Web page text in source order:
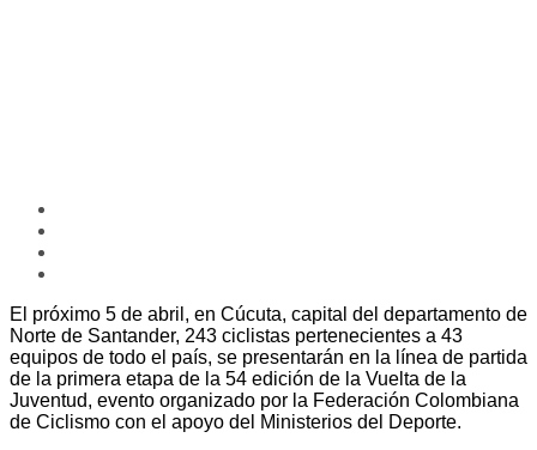
El próximo 5 de abril, en Cúcuta, capital del departamento de
Norte de Santander, 243 ciclistas pertenecientes a 43
equipos de todo el país, se presentarán en la línea de partida
de la primera etapa de la 54 edición de la Vuelta de la
Juventud, evento organizado por la Federación Colombiana
de Ciclismo con el apoyo del Ministerios del Deporte.